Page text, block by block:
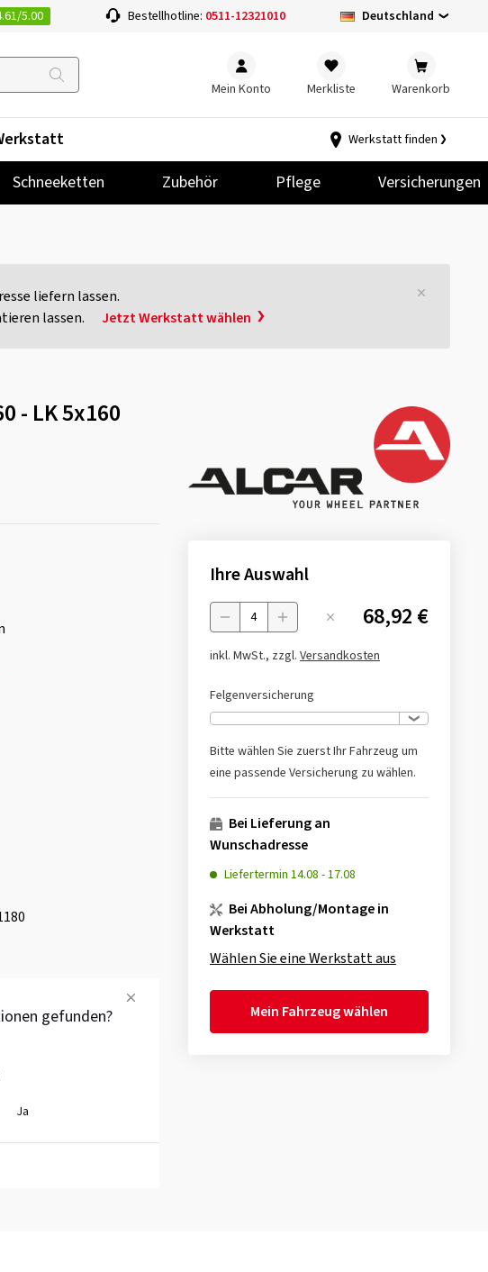
5.00 Bestellhotline: 0511-12321010 Deutschland
Mein Konto Merkliste Warenkorb
Schneeketten Zubehör Pflege Versicherungen
Werkstatt finden
liefern lassen.
lassen.
Jetzt Werkstatt wählen
- LK 5x160
gefunden?
Ja
Ihre Auswahl
Menge 68,92 €
inkl. MwSt., zzgl. Versandkosten
Felgenversicherung
Bitte wählen Sie zuerst Ihr Fahrzeug um
eine passende Versicherung zu wählen.
Bei Lieferung an
Wunschadresse
Liefertermin 14.08 -17.08
Bei Abholung/Montage in
Werkstatt
Wählen Sie eine Werkstatt aus
Mein Fahrzeug wählen